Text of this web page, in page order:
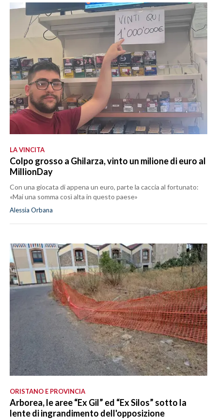
LA VINCITA
Colpo grosso a Ghilarza, vinto un milione di euro al
MillionDay
Con una giocata di appena un euro, parte la caccia al fortunato:
«Mai una somma così alta in questo paese»
Alessia Orbana
ORISTANO E PROVINCIA
Arborea, le aree “Ex Gil” ed “Ex Silos” sotto la
lente di ingrandimento dell'opposizione